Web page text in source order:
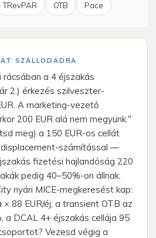
TRevPAR OTB Pace
SZÁLLODÁDRA
a 4 éjszakás
2.) érkezés szilveszter-
A marketing-vezető
200 EUR alá nem megyünk."
meg) a 150 EUR-os cellát
számítással —
fizetési hajlandóság 220
pedig 40–50%-on állnak.
nyári MICE-megkeresést kap:
88 EUR/éj; a transient OTB az
a DCAL 4+ éjszakás cellája 95
Vezesd végig a